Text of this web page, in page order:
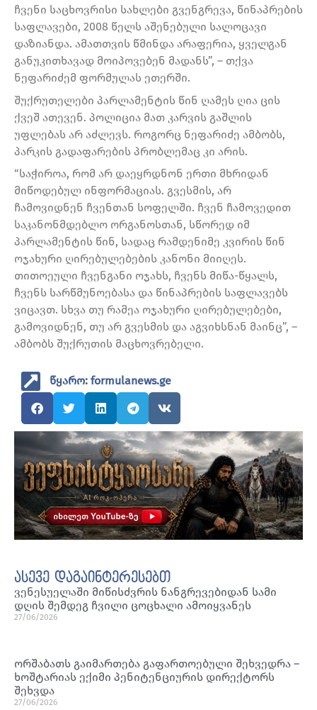
ჩვენი საცხოვრისი სახლები გვენგრევა, წინაპრების
საფლავები, 2008 წელს აშენებული სალოცავი
დაზიანდა. ამათთვის წმინდა არაფერია, ყველგან
განუკითხავად მოიპოვებენ მადანს”, – თქვა
ნეფარიძემ ფორმულას ეთერში.
შუქრუთელები პარლამენტის წინ ღამეს ღია ცის
ქვეშ ათევენ. პოლიცია მათ კარვის გაშლის
უფლებას არ აძლევს. როგორც ნეფარიძე ამბობს,
პარკის გადაფარების პრობლემაც კი არის.
“საჭიროა, რომ არ დაეყრდნონ ერთი მხრიდან
მიწოდებულ ინფორმაციას. გვესმის, არ
ჩამოვიდნენ ჩვენთან სოფელში. ჩვენ ჩამოვედით
საკანონმდებლო ორგანოსთან, სწორედ იმ
პარლამენტის წინ, სადაც რამდენიმე კვირის წინ
ოჯახური ღირებულებების კანონი მიიღეს.
თითოეული ჩვენგანი ოჯახს, ჩვენს მიწა-წყალს,
ჩვენს სარწმუნოებასა და წინაპრების საფლავებს
ვიცავთ. სხვა თუ რამეა ოჯახური ღირებულებები,
გამოვიდნენ, თუ არ გვესმის და აგვიხსნან მაინც”, –
ამბობს შუქრუთის მაცხოვრებელი.
წყარო: formulanews.ge
ასევე დაგაინტერესებთ
ვენესუელაში მიწისძვრის ნანგრევებიდან სამი
დღის შემდეგ ჩვილი ცოცხალი ამოიყვანეს
27/06/2026
ორშაბათს გაიმართება გაფართოებული შეხვედრა –
ხოშტარიას ექიმი პენიტენციურის დირექტორს
შეხვდა
27/06/2026